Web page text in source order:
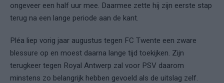
ongeveer een half uur mee. Daarmee zette hij zijn eerste stap
terug na een lange periode aan de kant.
Pléa liep vorig jaar augustus tegen FC Twente een zware
blessure op en moest daarna lange tijd toekijken. Zijn
terugkeer tegen Royal Antwerp zal voor PSV daarom
minstens zo belangrijk hebben gevoeld als de uitslag zelf.